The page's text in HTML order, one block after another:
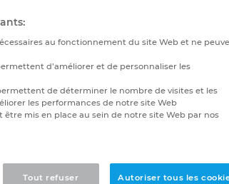
la machine
secteur de la
au fonctionnement du site Web et ne
d’améliorer et de personnaliser les
de déterminer le nombre de visites et les
les performances de notre site Web
être mis en place au sein de notre site Web par nos
Tout refuser Autoriser tous les